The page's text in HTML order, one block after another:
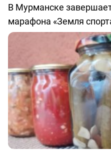
В Мурманске
марафона «Земля